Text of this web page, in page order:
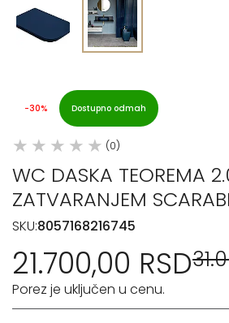
-30% Dostupno odmah
(0)
WC DASKA TEOREMA
ZATVARANJEM
SKU:8057168216745
21.700,00 RSD
Porez je uključen u cenu.